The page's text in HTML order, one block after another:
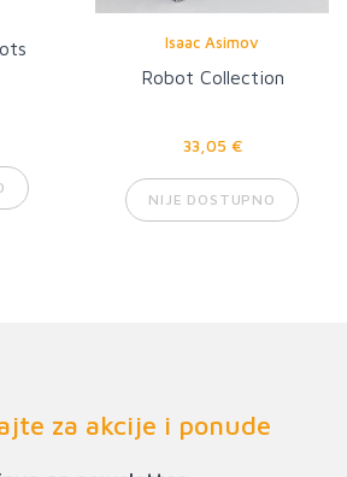
Isaac Asimov
Robot Collection
33,05 €
NIJE DOSTUPNO
za akcije i ponude